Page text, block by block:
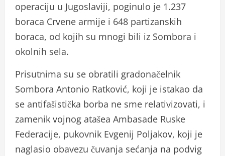
operaciju u Jugoslaviji, poginulo je 1.237
boraca Crvene armije i 648 partizanskih
boraca, od kojih su mnogi bili iz Sombora i
okolnih sela.
Prisutnima su se obratili gradonačelnik
Sombora Antonio Ratković, koji je istakao da
se antifašistička borba ne sme relativizovati, i
zamenik vojnog atašea Ambasade Ruske
Federacije, pukovnik Evgenij Poljakov, koji je
naglasio obavezu čuvanja sećanja na podvig